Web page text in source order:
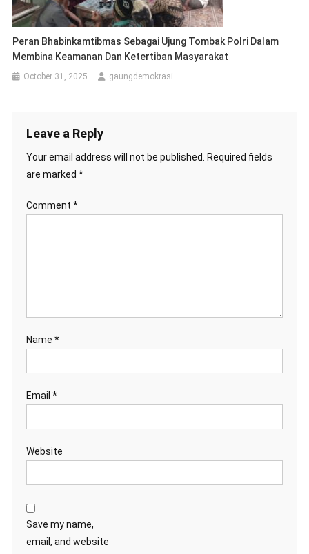
Peran Bhabinkamtibmas Sebagai Ujung Tombak Polri Dalam
Membina Keamanan Dan Ketertiban Masyarakat
October 31, 2025 gaungdemokrasi
Leave a Reply
Your email address will not be published.
Required fields
are marked *
Comment *
Name *
Email *
Website
Save my name,
email, and website